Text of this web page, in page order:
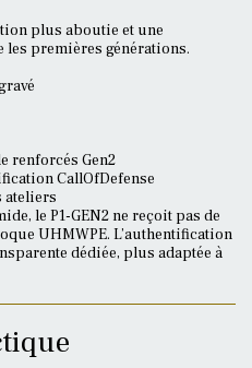
plus aboutie et une
premières générations.
renforcés Gen2
CallOfDefense
ateliers
le P1-GEN2 ne reçoit pas de
UHMWPE. L’authentification
dédiée, plus adaptée à